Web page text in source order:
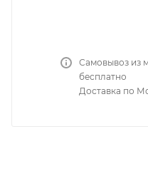
Самовывоз из
бесплатно
Доставка по